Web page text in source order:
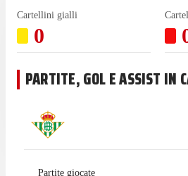
Cartellini gialli
0
PARTITE, GOL E ASSIST IN
Partite giocate